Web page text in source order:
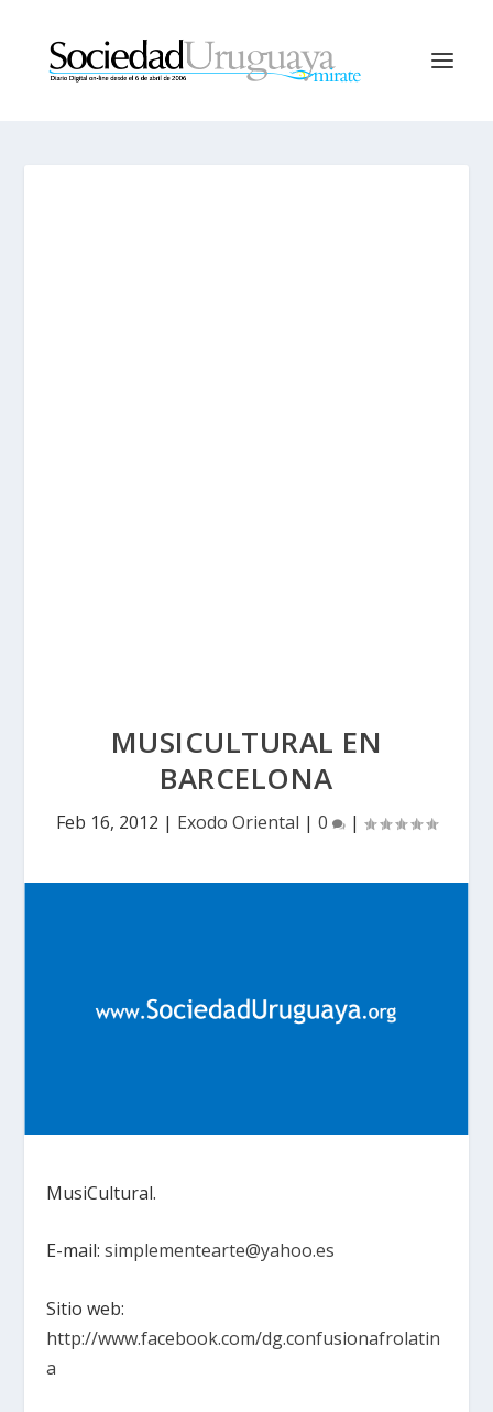
MUSICULTURAL EN
BARCELONA
Feb 16, 2012 | Exodo Oriental | 0 |
MusiCultural.
E-mail:simplementearte@yahoo.es
Sitio web:
http://www.facebook.com/dg.confusionafrolatin
a